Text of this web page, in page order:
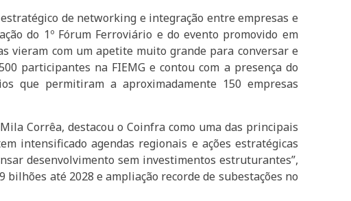
de networking e integração entre empresas e
do 1º Fórum Ferroviário e do evento promovido em
vieram com um apetite muito grande para conversar e
participantes na FIEMG e contou com a presença do
que permitiram a aproximadamente 150 empresas
Corrêa, destacou o Coinfra como uma das principais
intensificado agendas regionais e ações estratégicas
desenvolvimento sem investimentos estruturantes”,
até 2028 e ampliação recorde de subestações no